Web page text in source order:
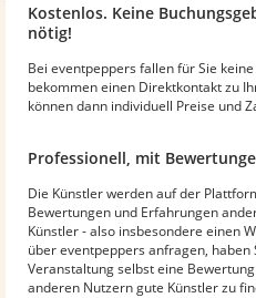
Kostenlos. Keine
nötig!
Bei eventpeppers fallen für Sie
bekommen einen Direktkontakt zu
können dann individuell Preise und
Professionell, mit
Die Künstler werden auf der
Bewertungen und Erfahrungen
Künstler - also insbesondere einen
über eventpeppers anfragen,
Veranstaltung selbst eine
anderen Nutzern gute Künstler zu